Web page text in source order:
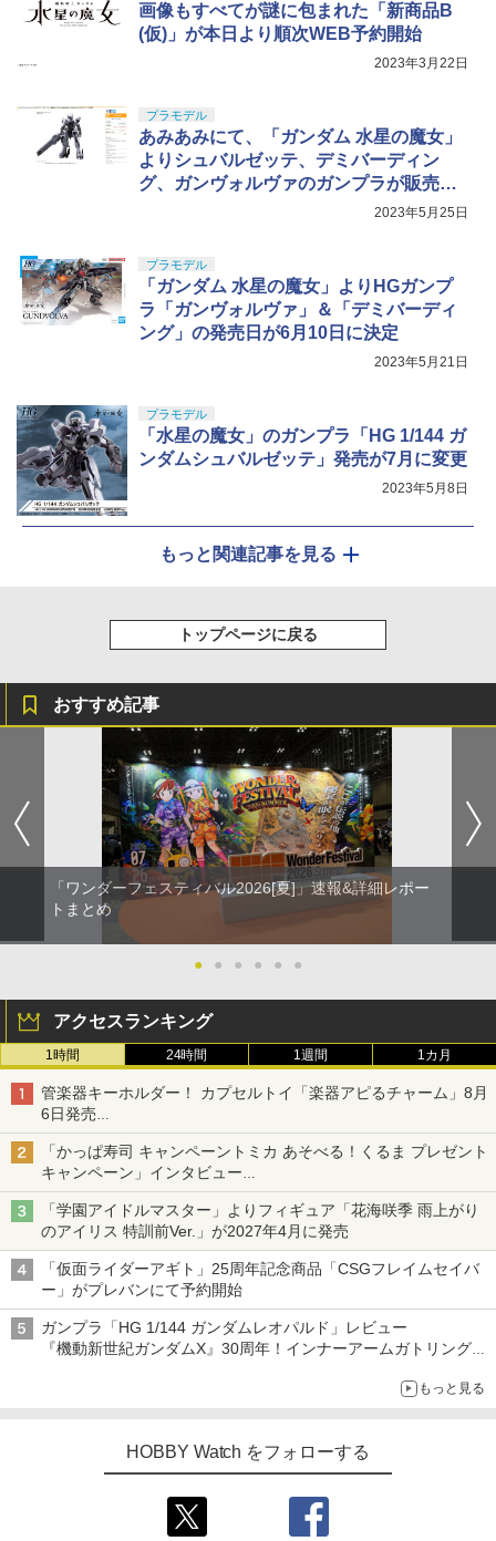
画像もすべてが謎に包まれた「新商品B
(仮)」が本日より順次WEB予約開始
2023年3月22日
プラモデル
あみあみにて、「ガンダム 水星の魔女」
よりシュバルゼッテ、デミバーディン
グ、ガンヴォルヴァのガンプラが販売再
2023年5月25日
プラモデル
「ガンダム 水星の魔女」よりHGガンプ
ラ「ガンヴォルヴァ」＆「デミバーディ
ング」の発売日が6月10日に決定
2023年5月21日
プラモデル
「水星の魔女」のガンプラ「HG 1/144 ガ
ンダムシュバルゼッテ」発売が7月に変更
2023年5月8日
もっと関連記事を見る
トップページに戻る
おすすめ記事
「ワンダーフェスティバル2026[夏]」速報&詳細レポー
トまとめ
● ● ● ● ● ●
アクセスランキング
1時間 24時間 1週間 1カ月
管楽器キーホルダー！ カプセルトイ「楽器アピるチャーム」8月
6日発売
チューバ、テナサクなど5種各3色
「かっぱ寿司 キャンペーントミカ あそべる！くるま プレゼント
キャンペーン」インタビュー
子どもが楽しめるかっぱ寿司ならではの体験とコラボの楽しさを
追求
「学園アイドルマスター」よりフィギュア「花海咲季 雨上がり
のアイリス 特訓前Ver.」が2027年4月に発売
「仮面ライダーアギト」25周年記念商品「CSGフレイムセイバ
ー」がプレバンにて予約開始
ガンプラ「HG 1/144 ガンダムレオパルド」レビュー
『機動新世紀ガンダムX』30周年！インナーアームガトリングの
もっと見る
HOBBY Watch をフォローする